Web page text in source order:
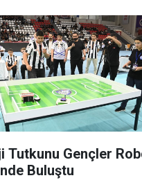
Tutkunu Gençler
Buluştu